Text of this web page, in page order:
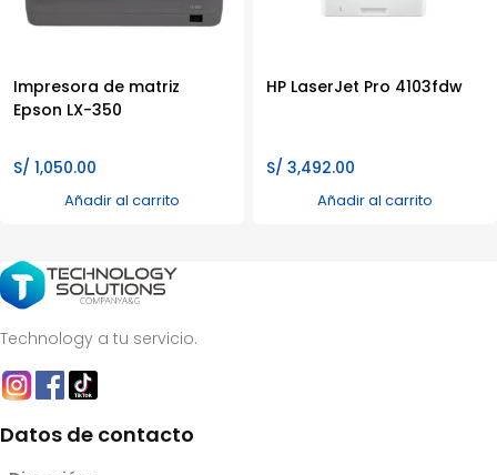
Impresora de matriz
Epson LX-350
S/ 1,050.00
Añadir al carrito
HP LaserJet Pro 4103fdw
S/ 3,492.00
Añadir al carrito
Technology a tu servicio.
Datos de contacto